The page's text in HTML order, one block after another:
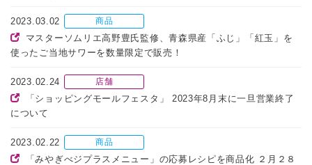
2023.03.02 商品
マスターソムリエ高野豊氏監修、青森県産「ふじ」「紅玉」を
使ったご当地サワーを数量限定で販売！
2023.02.24 店舗
「ショッピングモールフェスタ」 2023年8月末に一旦営業終了
について
2023.02.22 商品
「みやぎべジプラスメニュー」の応募レシピを商品化 ２月２８